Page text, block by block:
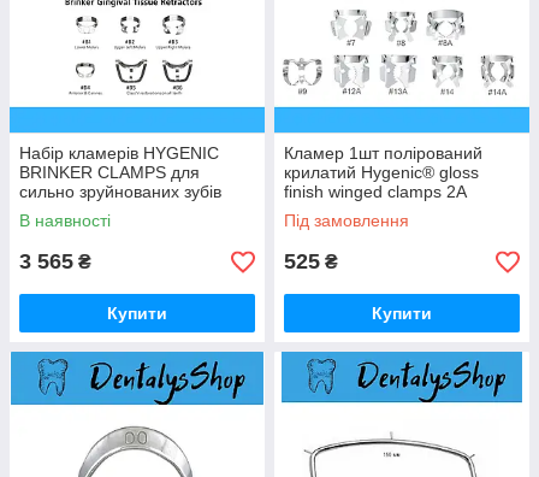
Набір кламерів HYGENIC
BRINKER CLAMPS для
сильно зруйнованих зубів
6шт (нове картонне
пакування)
В наявності
3 565 ₴
Купити
Кламер 1шт полірований
крилатий Hygenic® gloss
finish winged clamps 2A
Під замовлення
525 ₴
Купити